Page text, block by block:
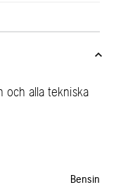
och alla tekniska
Bensin